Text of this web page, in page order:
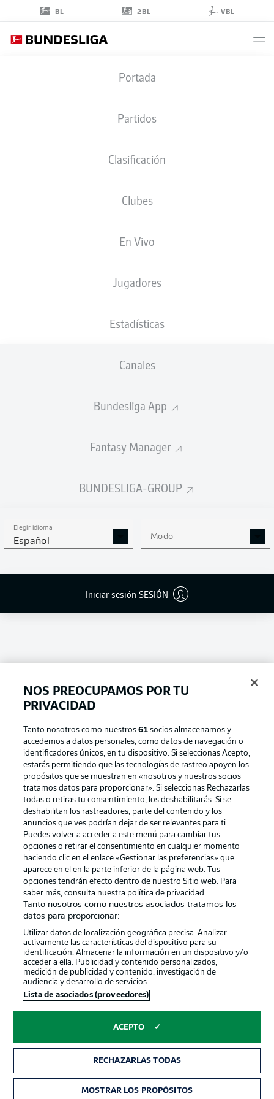
BL 2BL VBL
Portada
Partidos
Clasificación
Clubes
En Vivo
Jugadores
Estadísticas
Canales
Bundesliga App
Fantasy Manager
BUNDESLIGA-GROUP
Elegir idioma
Español Modo
Iniciar sesión SESIÓN
NACIÓN
09.04.1972
Football as it's meant to be
BUNDESLIGA APP
Official Partners
Trabajos
Jugadores Condiciones de uso
NOS PREOCUPAMOS POR TU
PRIVACIDAD
Tanto nosotros como nuestros61 socios almacenamos y
accedemos a datos personales, como datos de navegación o
identificadores únicos, en tu dispositivo. Si seleccionas Acepto,
estarás permitiendo que las tecnologías de rastreo apoyen los
propósitos que se muestran en «nosotros y nuestros socios
tratamos datos para proporcionar». Si seleccionas Rechazarlas
todas o retiras tu consentimiento, los deshabilitarás. Si se
deshabilitan los rastreadores, parte del contenido y los
anuncios que ves podrían dejar de ser relevantes para ti.
Puedes volver a acceder a este menú para cambiar tus
opciones o retirar el consentimiento en cualquier momento
haciendo clic en el enlace «Gestionar las preferencias» que
aparece en el en la parte inferior de la página web. Tus
opciones tendrán efecto dentro de nuestro Sitio web. Para
saber más, consulta nuestra política de privacidad.
Tanto nosotros como nuestros asociados tratamos los
datos para proporcionar:
Utilizar datos de localización geográfica precisa. Analizar
activamente las características del dispositivo para su
identificación. Almacenar la información en un dispositivo y/o
acceder a ella. Publicidad y contenido personalizados,
medición de publicidad y contenido, investigación de
audiencia y desarrollo de servicios.
Lista de asociados (proveedores)
ACEPTO
RECHAZARLAS TODAS
MOSTRAR LOS PROPÓSITOS